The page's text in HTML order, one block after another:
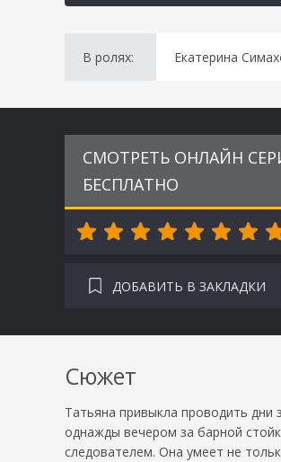
В ролях: Екатерина
СМОТРЕТЬ ОНЛАЙН
БЕСПЛАТНО
ДОБАВИТЬ В ЗАКЛАДКИ
Сюжет
Татьяна привыкла проводить
однажды вечером за барной
следователем. Она умеет не